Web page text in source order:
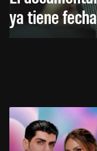
ya tiene